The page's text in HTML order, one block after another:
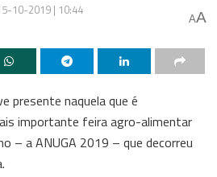
10-2019 | 10:44
AA
presente naquela que é
importante feira agro-alimentar
– a ANUGA 2019 – que decorreu